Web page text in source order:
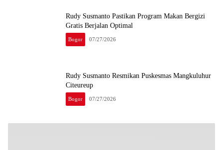
Rudy Susmanto Pastikan Program Makan Bergizi
Gratis Berjalan Optimal
Bogor 07/27/2026
Rudy Susmanto Resmikan Puskesmas Mangkuluhur
Citeureup
Bogor 07/27/2026